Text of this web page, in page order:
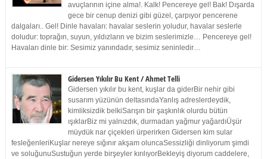
avuçlarının içine alma!. Kalk! Pencereye gel! Bak! Dışarda
gece bir cenup denizi gibi güzel, çarpıyor pencerene
dalgaları.. Gel! Dinle havaları: havalar seslerin yoludur, havalar seslerle
doludur: toprağın, suyun, yıldızların ve bizim seslerimizle… Pencereye gel!
Havaları dinle bir: Sesimiz yanındadır, sesimiz seninledir…
Gidersen Yıkılır Bu Kent / Ahmet Telli
Gidersen yıkılır bu kent, kuşlar da giderBir nehir gibi
susarım yüzünün deltasındaYanlış adreslerdeydik,
kimliksizdik belkiSarışın bir şaşkınlık olurdu bütün
ışıklarBiz mi yalnızdık, durmadan yağmur yağardıÜşür
müydük nar çiçekleri ürperirken Gidersen kim sular
fesleğenleriKuşlar nereye sığınır akşam oluncaSessizliği dinliyorum şimdi
ve soluğunuSustuğun yerde birşeyler kırılıyorBekleyiş diyorum caddelere,